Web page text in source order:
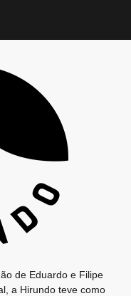
de Eduardo e Filipe
a Hirundo teve como